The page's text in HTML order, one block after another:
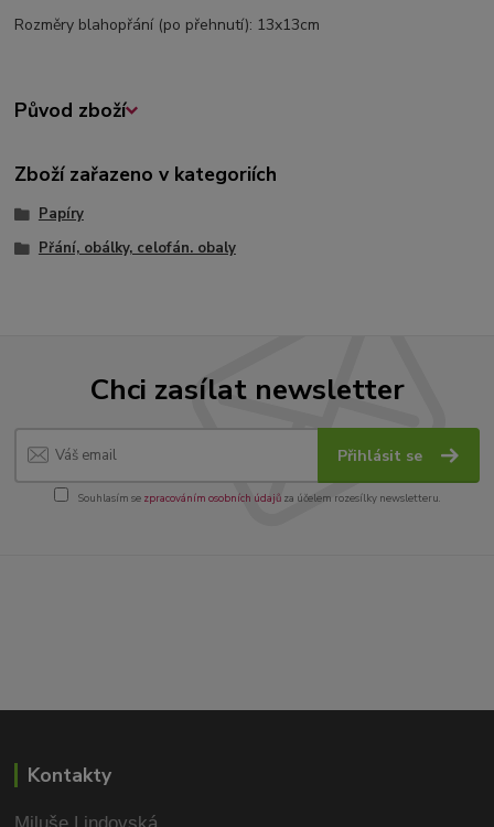
Rozměry blahopřání (po přehnutí): 13x13cm
Původ zboží
Zboží zařazeno v kategoriích
Papíry
Přání, obálky, celofán. obaly
Chci zasílat newsletter
Přihlásit se
Souhlasím se zpracováním osobních údajůza účelem rozesílky newsletteru.
Kontakty